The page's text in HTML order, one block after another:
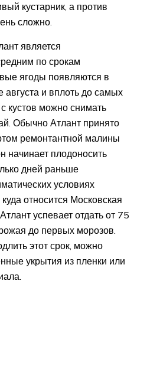
кустарник, а против
сложно.
является
по срокам
ягоды появляются в
августа и вплоть до самых
кустов можно снимать
Обычно Атлант принято
ремонтантной малины
начинает плодоносить
дней раньше
условиях
относится Московская
успевает отдать от 75
до первых морозов.
этот срок, можно
укрытия из пленки или